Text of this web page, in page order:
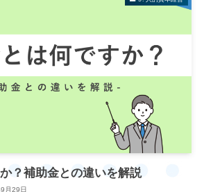
？補助金との違いを解説
月29日